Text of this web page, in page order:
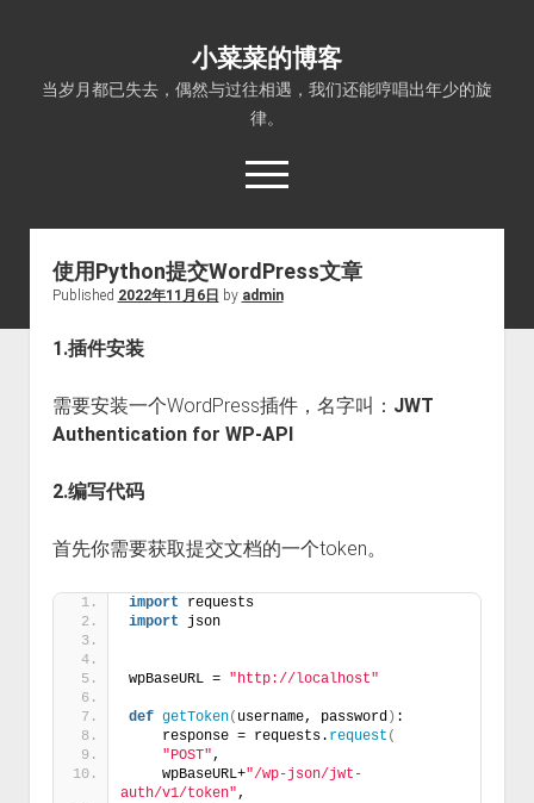
小菜菜的博客
当岁月都已失去，偶然与过往相遇，我们还能哼唱出年少的旋
律。
open
menu
使用Python提交WordPress文章
Published 2022年11月6日 by admin
1.插件安装
需要安装一个WordPress插件，名字叫： JWT
Authentication for WP-API
2.编写代码
首先你需要获取提交文档的一个token。
import requests
import json
wpBaseURL = "http://localhost"
def getToken( username, password) :
    response = requests.
request (
"POST",
    wpBaseURL+
"/wp-json/jwt-
auth/v1/token",